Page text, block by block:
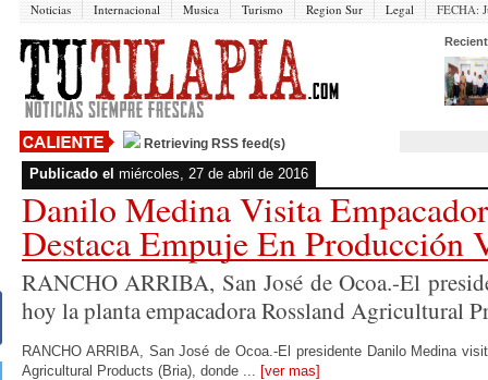
Noticias Internacional Musica Turismo Region Sur Legal FECHA:
Retrieving RSS feed(s)
Publicado el miércoles, 27 de abril de 2016
Danilo Medina Visita
Destaca Empuje En Producción
RANCHO ARRIBA, San José de Ocoa.-El
hoy la planta empacadora Rossland Agricultural
RANCHO ARRIBA, San José de Ocoa.-El presidente Danilo Medina
Agricultural Products (Bria), donde ... [ver mas]